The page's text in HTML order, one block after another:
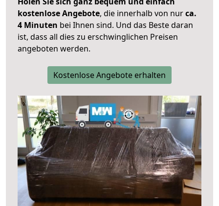
kostenlose Angebote, die innerhalb von nurca.
4 Minuten bei Ihnen sind. Und das Beste daran
ist, dass all dies zu erschwinglichen Preisen
angeboten werden.
Kostenlose Angebote erhalten